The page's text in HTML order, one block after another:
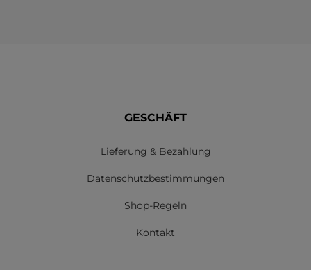
GESCHÄFT
Lieferung & Bezahlung
Datenschutzbestimmungen
Shop-Regeln
Kontakt